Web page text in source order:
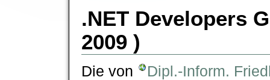
.NET Developers
2009 )
Die von
Dipl.-Inform.